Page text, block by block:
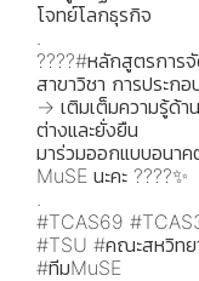
โจทย์โลกธุรกิจ
.
????#หลักสูตรการ
สาขาวิชา การประก
→ เติมเต็มความรู้ด้
ต่างและยั่งยืน
มาร่วมออกแบบอนาค
MuSE นะคะ ????✨
.
#TCAS69
#TSU #คณะสหวิทย
#ทีมMuSE